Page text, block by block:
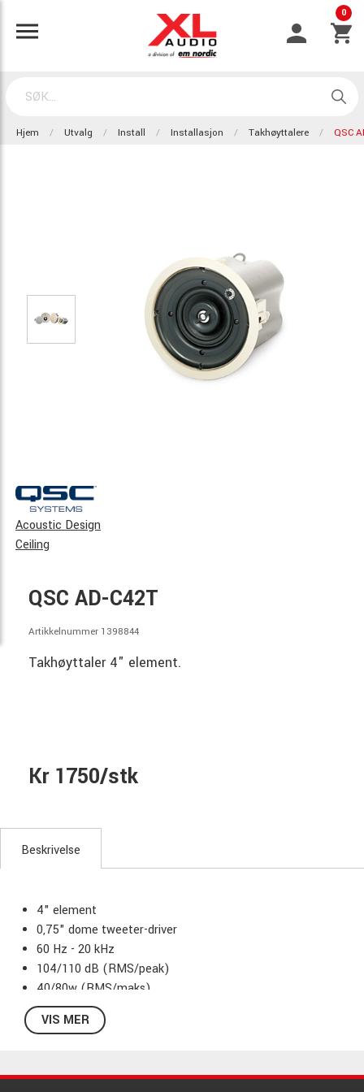
0
Hjem Utvalg Install Installasjon Takhøyttalere QSC
Acoustic Design
Ceiling
QSC AD-C42T
Artikkelnummer 1398844
Takhøyttaler 4" element.
Kr 1750/stk
Beskrivelse
4" element
0,75" dome tweeter-driver
60 Hz - 20 kHz
104/110 dB (RMS/peak)
40/80w (RMS/maks)
Impedanse: 8 ohm
70/100V: 30, 15, 7.5, 3.8 Watt og 8 ohm via switch
VIS MER